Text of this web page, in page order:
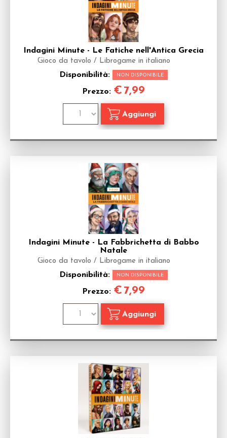
Indagini Minute - Le Fatiche nell'Antica Grecia
Gioco da tavolo / Librogame in italiano
Disponibilità: NON DISPONIBILE
Prezzo: € 7,99
Indagini Minute - La Fabbrichetta di Babbo
Natale
Gioco da tavolo / Librogame in italiano
Disponibilità: NON DISPONIBILE
Prezzo: € 7,99